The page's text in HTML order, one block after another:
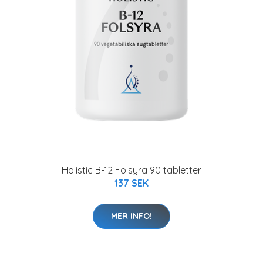
Holistic B-12 Folsyra 90 tabletter
137 SEK
MER INFO!